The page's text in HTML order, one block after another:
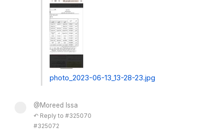
photo_2023-06-13_13-28-23.jpg
@Moreed Issa
↶ Reply to #325070
#325072